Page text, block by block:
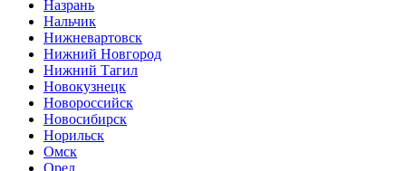
Назрань
Нальчик
Нижневартовск
Нижний Новгород
Нижний Тагил
Новокузнецк
Новороссийск
Новосибирск
Норильск
Омск
Орел